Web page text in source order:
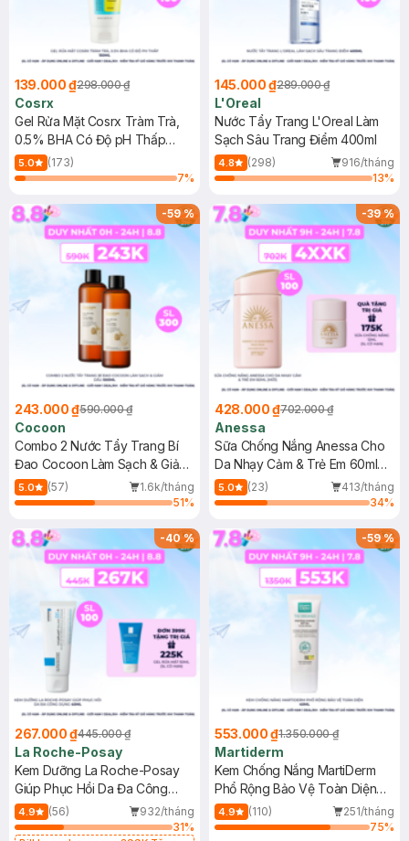
139.000 ₫298.000 ₫
Cosrx
Gel Rửa Mặt Cosrx Tràm Trà,
0.5% BHA Có Độ pH Thấp
150ml
5.0
(173)
7%
145.000 ₫289.000 ₫
L'Oreal
Nước Tẩy Trang L'Oreal Làm
Sạch Sâu Trang Điểm 400ml
4.8 (298)
916/tháng
13%
-59%
243.000 ₫590.000 ₫
Cocoon
Combo 2 Nước Tẩy Trang Bí
Đao Cocoon Làm Sạch & Giảm
Dầu 500ml
5.0 (57)
1.6k/tháng
51%
-39%
428.000 ₫702.000 ₫
Anessa
Sữa Chống Nắng Anessa Cho
Da Nhạy Cảm & Trẻ Em 60ml
(Mới)
5.0 (23)
413/tháng
34%
-40%
267.000 ₫445.000 ₫
La Roche-Posay
Kem Dưỡng La Roche-Posay
Giúp Phục Hồi Da Đa Công
Dụng 40ml
4.9 (56)
932/tháng
31%
-59%
553.000 ₫1.350.000 ₫
Martiderm
Kem Chống Nắng MartiDerm
Phổ Rộng Bảo Vệ Toàn Diện
40ml
4.9 (110)
251/tháng
75%